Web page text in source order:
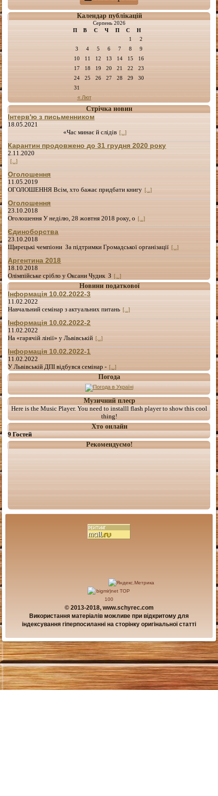
Календар публікацій
Серпень 2026
П
В С Ч П С Н
« Лют
1
2
3
4 5 6 7 8
9
10
11 12 13 14 15
16
17
18 19 20 21 22
23
24
25 26 27 28 29
30
31
Стрічка новин
Інтерв'ю з письменником
18.05.2021
«Час минає й слідів [...]
Карантин продовжено до 31 грудня 2020 року
2.11.2020
[...]
Оголошення
11.05.2019
ОГОЛОШЕННЯ Всім, хто бажає придбати книгу [...]
Оголошення
23.10.2018
Оголошення У неділю, 28 жовтня 2018 року, о [...]
Єдиноборства
23.10.2018
Щирецькі чемпіони За підтримки Громадської організації [...]
Аргентина 2018
18.10.2018
Олімпійське срібло у Оксани Чудик З [...]
Новини податкової
Інформація 10.02.2022-3
11.02.2022
Навчальний семінар з актуальних питань [...]
Інформація 10.02.2022-2
11.02.2022
На «гарячій лінії» у Львівській [...]
Інформація 10.02.2022-1
11.02.2022
У Львівській ДПІ відбувся семінар - [...]
Погода
Музичний плеєр
Here is the Music Player. You need to installl flash player to show this cool
thing!
Хто онлайн
9 Гостей
Рекомендуємо!
© 2013-2018, www.schyrec.com
Використання матеріалів можливе при відкритому для
індексування гіперпосиланні на сторінку оригінальної статті